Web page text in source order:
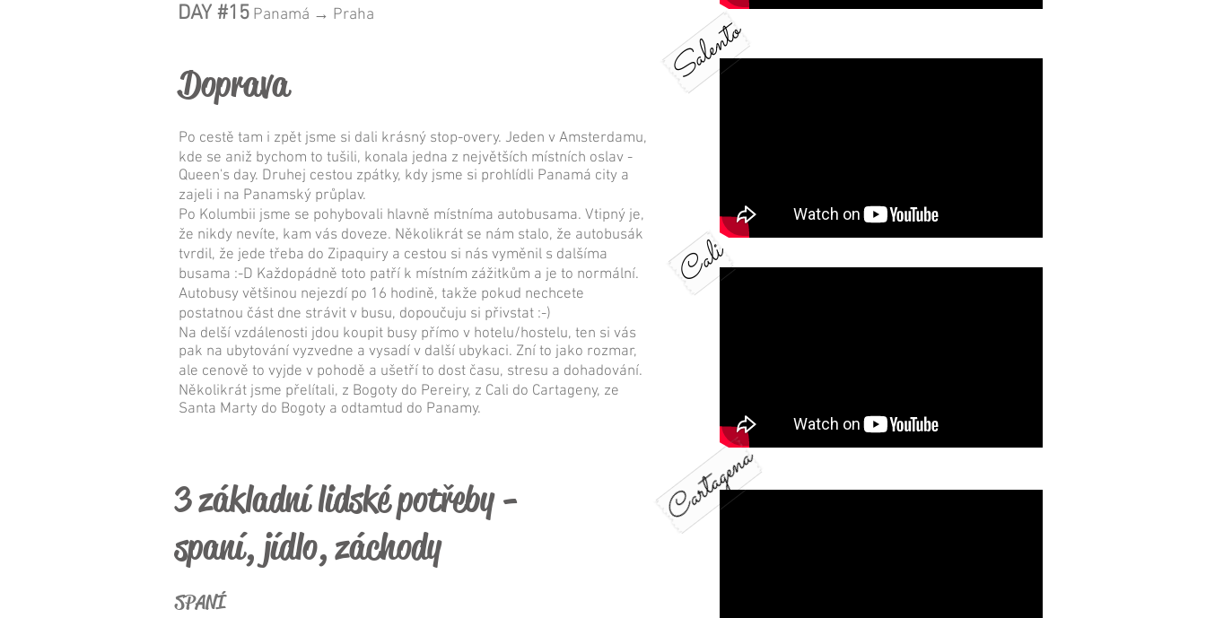
DAY #15 Panamá → Praha
Doprava
Po cestě ​tam i zpět jsme si dali krásný stop-overy. Jeden v Amsterdamu,
kde se aniž bychom to tušili, konala jedna z největších místních oslav -
Queen's day. Druhej cestou zpátky, kdy jsme si prohlídli Panamá city a
zajeli i na Panamský průplav.
Po Kolumbii jsme se pohybovali hlavně místníma autobusama. Vtipný je,
že nikdy nevíte, kam vás doveze. Několikrát se nám stalo, že autobusák
tvrdil, že jede třeba do Zipaquiry a cestou si nás vyměnil s dalšíma
busama :-D Každopádně toto patří k místním zážitkům a je to normální.
Autobusy většinou nejezdí po 16 hodině, takže pokud nechcete
postatnou část dne strávit v busu, dopoučuju si přivstat :-)
Na delší vzdálenosti jdou koupit busy přímo v hotelu/hostelu, ten si vás
pak na ubytování vyzvedne a vysadí v další ubykaci. Zní to jako rozmar,
ale cenově to vyjde v pohodě a ušetří to dost času, stresu a dohadování.
Několikrát jsme přelítali, z Bogoty do Pereiry, z Cali do Cartageny, ze
Santa Marty do Bogoty a odtamtud do Panamy.
Salento
Cali
3 základní lidské potřeby -
spaní, jídlo, záchody
SPANÍ
Cartagena